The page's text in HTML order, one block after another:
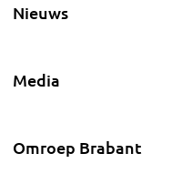
Nieuws
Media
Omroep Brabant